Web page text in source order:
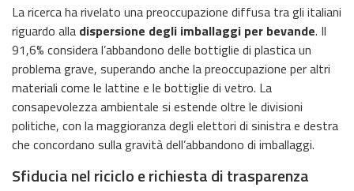
La ricerca ha rivelato una preoccupazione diffusa tra gli italiani
riguardo alla dispersione degli imballaggi per bevande. Il
91,6% considera l’abbandono delle bottiglie di plastica un
problema grave, superando anche la preoccupazione per altri
materiali come le lattine e le bottiglie di vetro. La
consapevolezza ambientale si estende oltre le divisioni
politiche, con la maggioranza degli elettori di sinistra e destra
che concordano sulla gravità dell’abbandono di imballaggi.
Sfiducia nel riciclo e richiesta di trasparenza